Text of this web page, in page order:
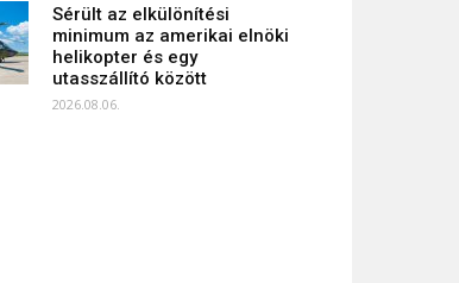
Sérült az elkülönítési
minimum az amerikai elnöki
helikopter és egy
utasszállító között
2026.08.06.